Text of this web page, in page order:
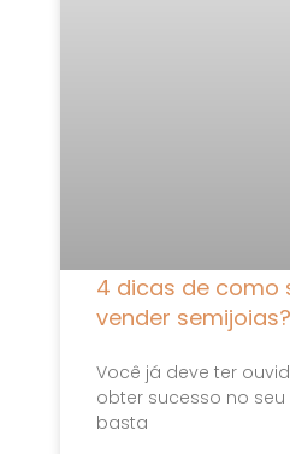
4 dicas de como
vender semijoias?
Você já deve ter
obter sucesso no
basta